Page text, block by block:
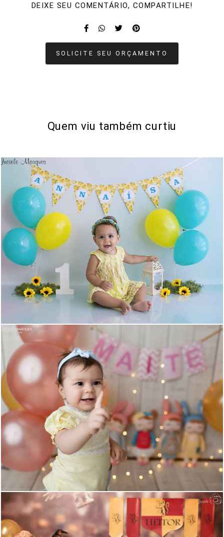
DEIXE SEU COMENTÁRIO, COMPARTILHE!
SOLICITE SEU ORÇAMENTO
Quem viu também curtiu
1192 0
1070 0